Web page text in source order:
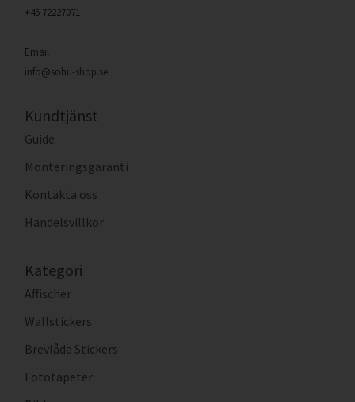
+45 72227071
Email
info@sohu-shop.se
Kundtjänst
Guide
Monteringsgaranti
Kontakta oss
Handelsvillkor
Kategori
Affischer
Wallstickers
Brevlåda Stickers
Fototapeter